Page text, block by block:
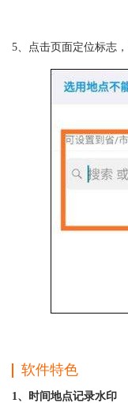
5、点击页面定位标志
软件特色
1、时间地点记录水印